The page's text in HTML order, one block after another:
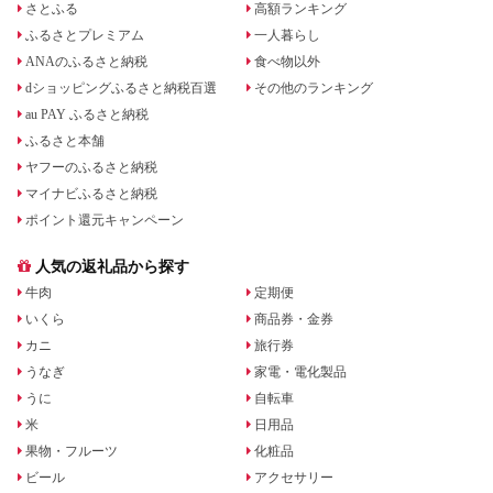
さとふる
ふるさとプレミアム
ANAのふるさと納税
dショッピングふるさと納税百選
au PAY ふるさと納税
ふるさと本舗
ヤフーのふるさと納税
マイナビふるさと納税
ポイント還元キャンペーン
高額ランキング
一人暮らし
食べ物以外
その他のランキング
人気の返礼品から探す
牛肉
いくら
カニ
うなぎ
うに
米
果物・フルーツ
ビール
定期便
商品券・金券
旅行券
家電・電化製品
自転車
日用品
化粧品
アクセサリー